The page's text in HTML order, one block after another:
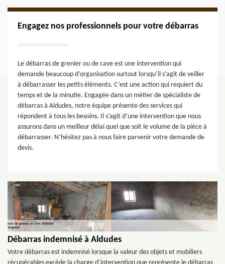
Engagez nos professionnels pour votre débarras
Le débarras de grenier ou de cave est une intervention qui
demande beaucoup d’organisation surtout lorsqu’il s’agit de veiller
à débarrasser les petits éléments. C’est une action qui requiert du
temps et de la minutie. Engagée dans un métier de spécialiste de
débarras à Aldudes, notre équipe présente des services qui
répondent à tous les besoins. Il s’agit d’une intervention que nous
assurons dans un meilleur délai quel que soit le volume de la pièce à
débarrasser. N’hésitez pas à nous faire parvenir votre demande de
devis.
Débarras indemnisé à Aldudes
Votre débarras est indemnisé lorsque la valeur des objets et mobiliers